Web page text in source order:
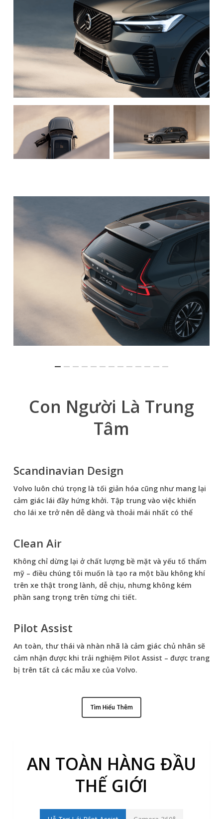
Con Người Là Trung
Tâm
Scandinavian Design
Volvo luôn chú trọng là tối giản hóa cũng như mang lại
cảm giác lái đầy hứng khởi. Tập trung vào việc khiến
cho lái xe trở nên dễ dàng và thoải mái nhất có thể
Clean Air
Không chỉ dừng lại ở chất lượng bề mặt và yếu tố thẩm
mỹ – điều chúng tôi muốn là tạo ra một bầu không khí
trên xe thật trong lành, dễ chịu, nhưng không kém
phần sang trọng trên từng chi tiết.
Pilot Assist
An toàn, thư thái và nhàn nhã là cảm giác chủ nhân sẽ
cảm nhận được khi trải nghiệm Pilot Assist – được trang
bị trên tất cả các mẫu xe của Volvo.
Tìm Hiểu Thêm
AN TOÀN HÀNG ĐẦU
THẾ GIỚI